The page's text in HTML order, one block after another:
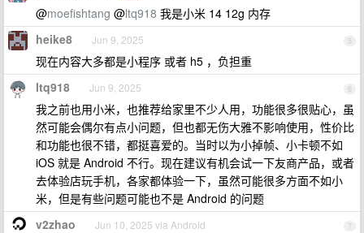
@moefishtang @ltq918 我是小米 14 12g 内存
5
heike8 Jun 9, 2025
现在内容大多都是小程序 或者 h5 ，负担重
6
ltq918 Jun 9, 2025
我之前也用小米，也推荐给家里不少人用，功能很多很贴心，虽
然可能会偶尔有点小问题，但也都无伤大雅不影响使用，性价比
和功能也很不错，都挺喜爱的。当时以为小掉帧、小卡顿不如
iOS 就是 Android 不行。现在建议有机会试一下友商产品，或者
去体验店玩手机，各家都体验一下，虽然可能很多方面不如小
米，但是有些问题可能也不是 Android 的问题
7
v2zhao Jun 10, 2025 via Android